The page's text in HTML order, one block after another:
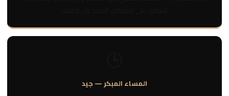
المساء المبكر — جيد